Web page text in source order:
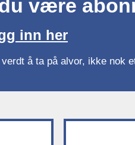
være
inn her
å ta på alvor, ikke nok